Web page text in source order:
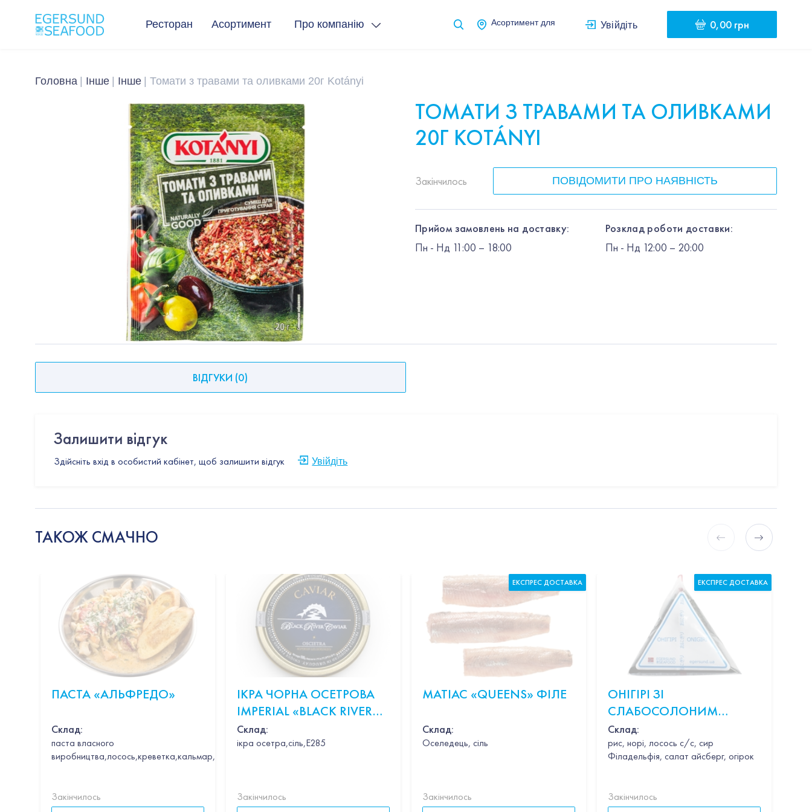
Ресторан Асортимент Про компанію Асортимент для Увійдіть 0,00 грн
Головна Інше Інше Томати з травами та оливками 20г Kotányi
ТОМАТИ З ТРАВАМИ ТА ОЛИВКАМИ
20Г KOTÁNYI
Закінчилось ПОВІДОМИТИ ПРО НАЯВНІСТЬ
Прийом замовлень на доставку:
Пн - Нд 11:00 – 18:00
Розклад роботи доставки:
Пн - Нд 12:00 – 20:00
ВІДГУКИ (0)
Залишити відгук
Здійсніть вхід в особистий кабінет, щоб залишити відгук Увійдіть
ТАКОЖ СМАЧНО
ПАСТА «АЛЬФРЕДО»
Склад:
паста власного
виробництва,лосось,креветка,кальмар,гребінець,часник,вино,петрушка,вершки,пармезан,базилік
Закінчилось
ІКРА ЧОРНА ОСЕТРОВА
IMPERIAL «BLACK RIVER
CAVIAR OSCIETRA» 100Г
Склад:
ікра осетра,сіль,Е285
Закінчилось
МАТІАС «QUEENS» ФІЛЕ
Склад:
Оселедець, сіль
Закінчилось
ЕКСПРЕС ДОСТАВКА
ОНІГІРІ ЗІ
СЛАБОСОЛОНИМ
ЛОСОСЕМ
Склад:
рис, норі, лосось с/с, сир
Філадельфія, салат айсберг, огірок
Закінчилось
ЕКСПРЕС ДОСТАВКА